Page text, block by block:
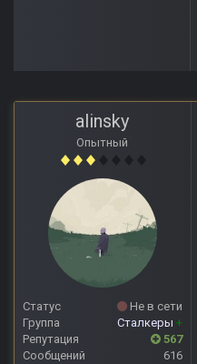
alinsky
Опытный
Статус
Не в сети
Группа
Сталкеры +
Репутация
567
Сообщений
616